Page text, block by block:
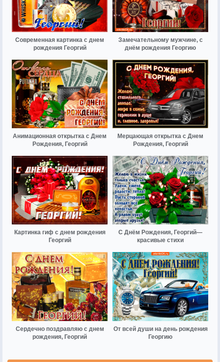
Современная картинка с днем
рождения Георгий
Замечательному мужчине, с
днём рождения Георгию
Анимационная открытка с Днем
Рождения, Георгий
Мерцающая открытка с Днем
Рождения, Георгий
Картинка гиф с днем рождения
Георгий
С Днём Рождения, Георгий—
красивые стихи
Сердечно поздравляю с днем
рождения, Георгий
От всей души на день рождения
Георгию